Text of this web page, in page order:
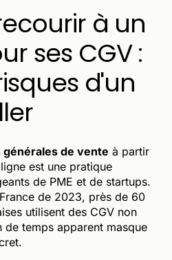
à un
ses CGV :
d'un
de vente à partir
est une pratique
de PME et de startups.
de 2023, près de 60
utilisent des CGV non
de temps apparent masque